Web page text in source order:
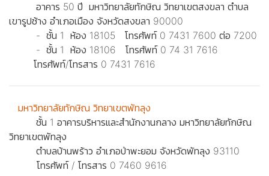
อาคาร 50 ปี มหาวิทยาลัยทักษิณ วิทยาเขตสงขลา ตำบล
เขารูปช้าง อำเภอเมือง จังหวัดสงขลา 90000
- ชั้น 1 ห้อง 18105 โทรศัพท์ 0 7431 7600 ต่อ 7200
- ชั้น 1 ห้อง 18106 โทรศัพท์ 0 74 31 7616
โทรศัพท์/โทรสาร 0 7431 7616
มหาวิทยาลัยทักษิณ วิทยาเขตพัทลุง
ชั้น 1 อาคารบริหารและสำนักงานกลาง มหาวิทยาลัยทักษิณ
วิทยาเขตพัทลุง
ตำบลบ้านพร้าว อำเภอป่าพะยอม จังหวัดพัทลุง 93110
โทรศัพท์ / โทรสาร 0 7460 9616